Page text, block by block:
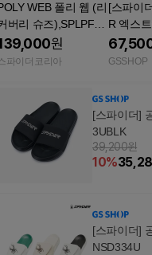
WEB 폴리 웹 (리
버리 슈즈),SPLPFN
원
파이더코리아
[스파이
R 엑스트
S304U
GSSHOP
[스파이더]
3UBLK
39,200원
10%
[스파이더]
NSD334U